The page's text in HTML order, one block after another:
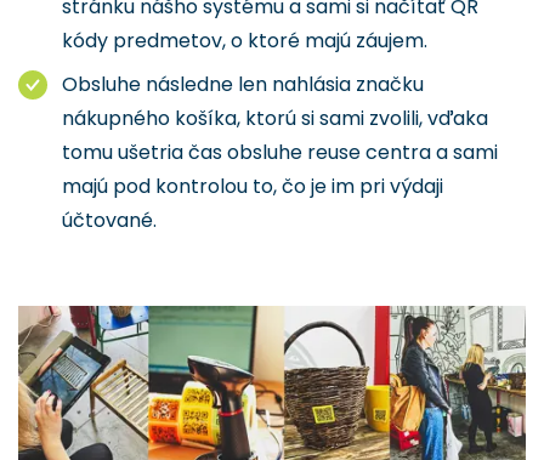
stránku nášho systému a sami si načítať QR
kódy predmetov, o ktoré majú záujem.
Obsluhe následne len nahlásia značku
nákupného košíka, ktorú si sami zvolili, vďaka
tomu ušetria čas obsluhe reuse centra a sami
majú pod kontrolou to, čo je im pri výdaji
účtované.